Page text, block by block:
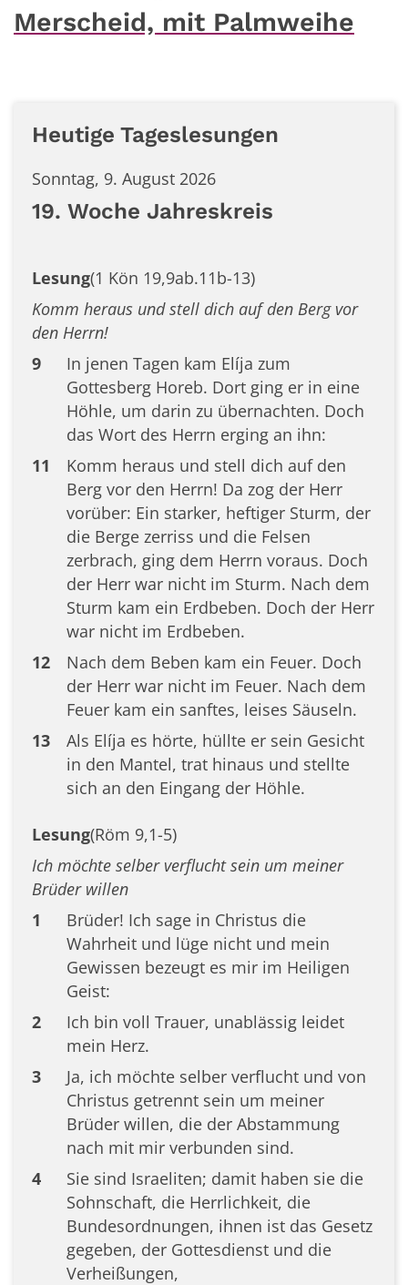
Merscheid, mit Palmweihe
Heutige Tageslesungen
Sonntag, 9. August 2026
19. Woche Jahreskreis
Lesung(1 Kön 19,9ab.11b-13)
Komm heraus und stell dich auf den Berg vor
den Herrn!
9
In jenen Tagen kam Elíja zum
Gottesberg Horeb. Dort ging er in eine
Höhle, um darin zu übernachten. Doch
das Wort des Herrn erging an ihn:
11
Komm heraus und stell dich auf den
Berg vor den Herrn! Da zog der Herr
vorüber: Ein starker, heftiger Sturm, der
die Berge zerriss und die Felsen
zerbrach, ging dem Herrn voraus. Doch
der Herr war nicht im Sturm. Nach dem
Sturm kam ein Erdbeben. Doch der Herr
war nicht im Erdbeben.
12
Nach dem Beben kam ein Feuer. Doch
der Herr war nicht im Feuer. Nach dem
Feuer kam ein sanftes, leises Säuseln.
13
Als Elíja es hörte, hüllte er sein Gesicht
in den Mantel, trat hinaus und stellte
sich an den Eingang der Höhle.
Lesung(Röm 9,1-5)
Ich möchte selber verflucht sein um meiner
Brüder willen
1
Brüder! Ich sage in Christus die
Wahrheit und lüge nicht und mein
Gewissen bezeugt es mir im Heiligen
Geist:
2
Ich bin voll Trauer, unablässig leidet
mein Herz.
3
Ja, ich möchte selber verflucht und von
Christus getrennt sein um meiner
Brüder willen, die der Abstammung
nach mit mir verbunden sind.
4
Sie sind Israeliten; damit haben sie die
Sohnschaft, die Herrlichkeit, die
Bundesordnungen, ihnen ist das Gesetz
gegeben, der Gottesdienst und die
Verheißungen,